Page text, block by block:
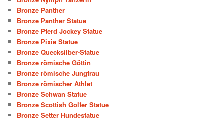
Bronze Panther
Bronze Panther Statue
Bronze Pferd Jockey Statue
Bronze Pixie Statue
Bronze Quecksilber-Statue
Bronze römische Göttin
Bronze römische Jungfrau
Bronze römischer Athlet
Bronze Schwan Statue
Bronze Scottish Golfer Statue
Bronze Setter Hundestatue